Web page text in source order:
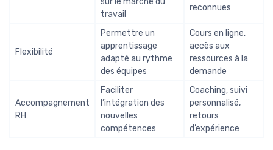
travail
reconnues
Flexibilité
Permettre un
apprentissage
adapté au rythme
des équipes
Cours en ligne,
accès aux
ressources à la
demande
Accompagnement
RH
Faciliter
l’intégration des
nouvelles
compétences
Coaching, suivi
personnalisé,
retours
d’expérience